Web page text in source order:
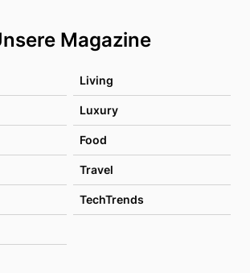
Magazine
Living
Luxury
Food
Travel
TechTrends